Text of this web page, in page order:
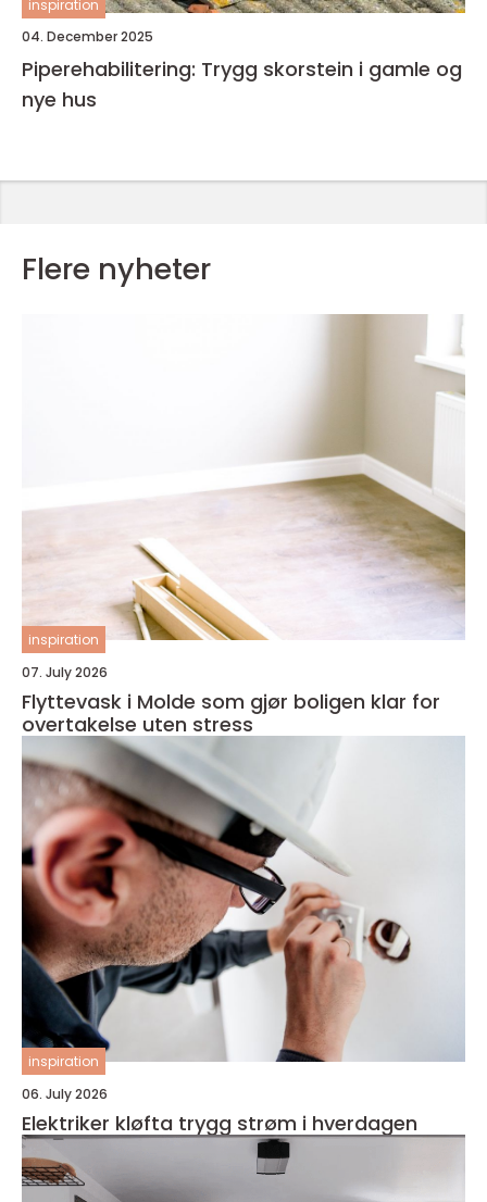
inspiration
04. December 2025
Piperehabilitering: Trygg skorstein i gamle og
nye hus
Flere nyheter
inspiration
07. July 2026
Flyttevask i Molde som gjør boligen klar for
overtakelse uten stress
inspiration
06. July 2026
Elektriker kløfta trygg strøm i hverdagen